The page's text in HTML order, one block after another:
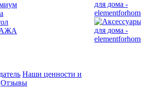
Наши ценности и
Отзывы